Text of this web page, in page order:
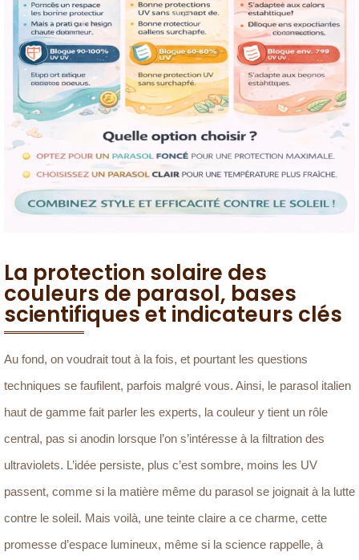
La protection solaire des
couleurs de parasol, bases
scientifiques et indicateurs clés
Au fond, on voudrait tout à la fois, et pourtant les questions
techniques se faufilent, parfois malgré vous. Ainsi, le parasol italien
haut de gamme fait parler les experts, la couleur y tient un rôle
central, pas si anodin lorsque l’on s’intéresse à la filtration des
ultraviolets. L’idée persiste, plus c’est sombre, moins les UV
passent, comme si la matière même du parasol se joignait à la lutte
contre le soleil. Mais voilà, une teinte claire a ce charme, cette
promesse d’espace lumineux, même si la science rappelle, à